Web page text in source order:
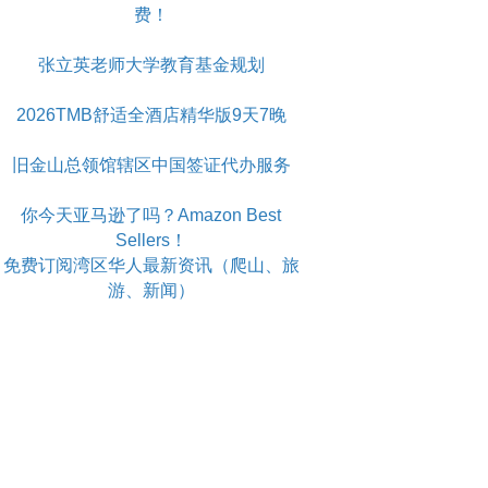
费！
张立英老师大学教育基金规划
2026TMB舒适全酒店精华版9天7晚
旧金山总领馆辖区中国签证代办服务
你今天亚马逊了吗？Amazon Best
Sellers！
免费订阅湾区华人最新资讯（爬山、旅
游、新闻）